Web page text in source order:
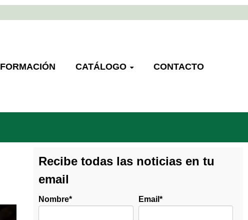
FORMACIÓN CATÁLOGO CONTACTO
Recibe todas las noticias en tu
email
Nombre* Email *